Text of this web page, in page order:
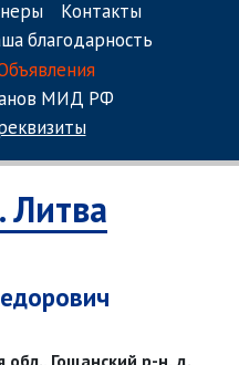
Контакты
благодарность
МИД РФ
Литва